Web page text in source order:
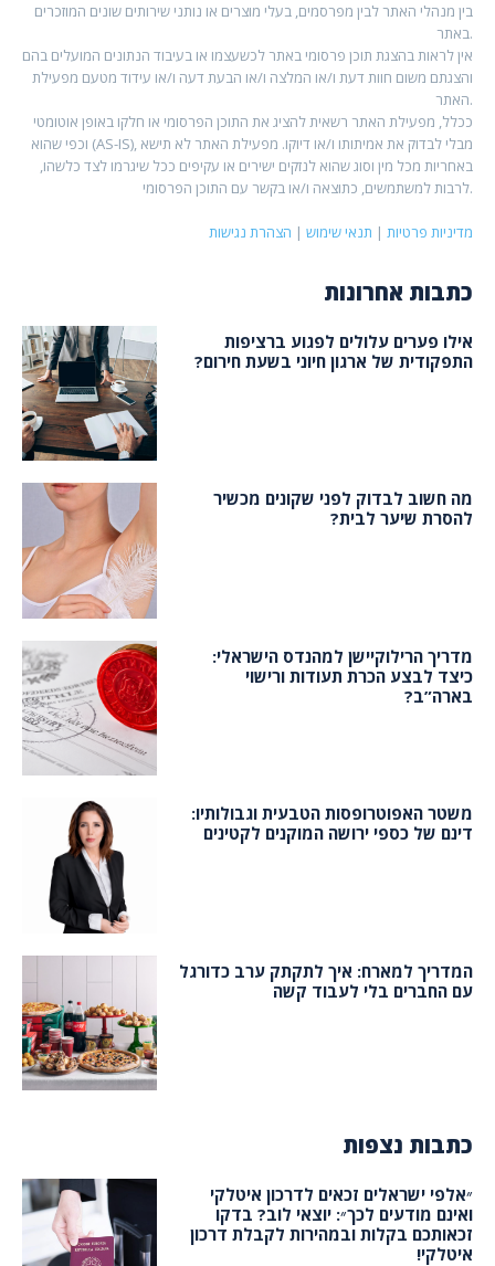
בין מנהלי האתר לבין מפרסמים, בעלי מוצרים או נותני שירותים שונים המוזכרים
באתר.
אין לראות בהצגת תוכן פרסומי באתר לכשעצמו או בעיבוד הנתונים המועלים בהם
והצגתם משום חוות דעת ו/או המלצה ו/או הבעת דעה ו/או עידוד מטעם מפעילת
האתר.
ככלל, מפעילת האתר רשאית להציג את התוכן הפרסומי או חלקו באופן אוטומטי
וכפי שהוא (AS-IS), מבלי לבדוק את אמיתותו ו/או דיוקו. מפעילת האתר לא תישא
באחריות מכל מין וסוג שהוא לנזקים ישירים או עקיפים ככל שיגרמו לצד כלשהו,
לרבות למשתמשים, כתוצאה ו/או בקשר עם התוכן הפרסומי.
מדיניות פרטיות | תנאי שימוש | הצהרת נגישות
כתבות אחרונות
אילו פערים עלולים לפגוע ברציפות
התפקודית של ארגון חיוני בשעת חירום?
מה חשוב לבדוק לפני שקונים מכשיר
להסרת שיער לבית?
מדריך הרילוקיישן למהנדס הישראלי:
כיצד לבצע הכרת תעודות ורישוי
בארה”ב?
משטר האפוטרופסות הטבעית וגבולותיו:
דינם של כספי ירושה המוקנים לקטינים
המדריך למארח: איך לתקתק ערב כדורגל
עם החברים בלי לעבוד קשה
כתבות נצפות
״אלפי ישראלים זכאים לדרכון איטלקי
ואינם מודעים לכך״: יוצאי לוב? בדקו
זכאותכם בקלות ובמהירות לקבלת דרכון
איטלקי!